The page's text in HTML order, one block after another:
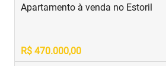
Apartamento à venda no Estoril
R$ 470.000,00